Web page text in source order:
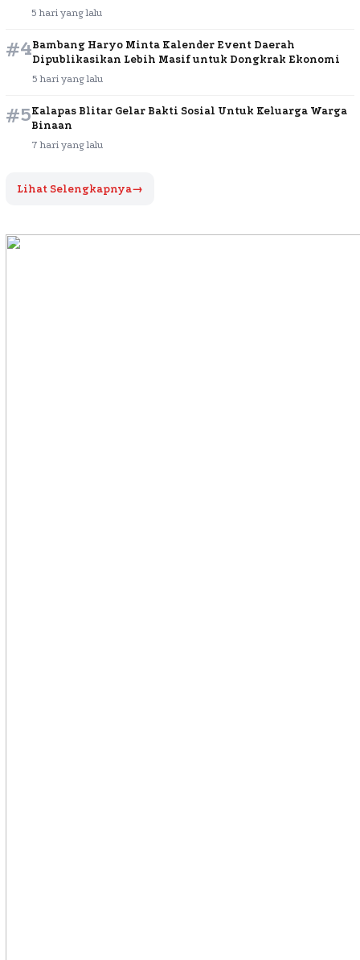
5 hari yang lalu
#4Bambang Haryo Minta Kalender Event Daerah
Dipublikasikan Lebih Masif untuk Dongkrak Ekonomi
5 hari yang lalu
#5Kalapas Blitar Gelar Bakti Sosial Untuk Keluarga Warga
Binaan
7 hari yang lalu
Lihat Selengkapnya→